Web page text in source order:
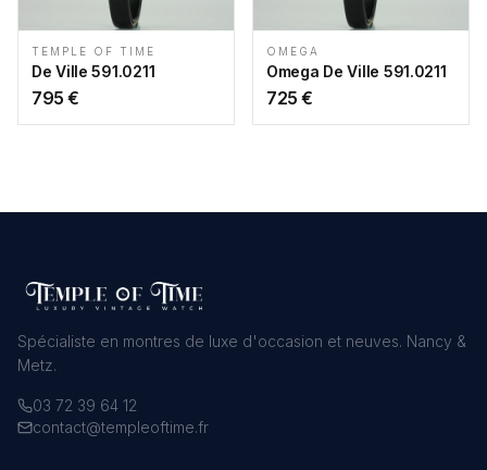
TEMPLE OF TIME
De Ville 591.0211
795 €
OMEGA
Omega De Ville 591.0211
725 €
Spécialiste en montres de luxe d'occasion et neuves. Nancy &
Metz.
03 72 39 64 12
contact@templeoftime.fr